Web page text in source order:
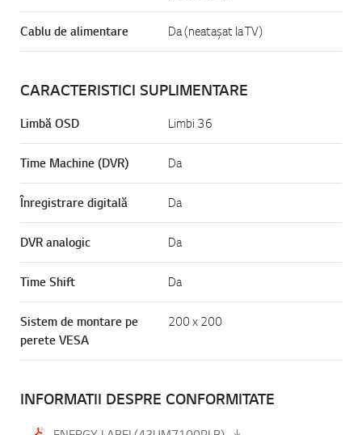
Cablu de alimentare Da (neatașat la TV)
CARACTERISTICI SUPLIMENTARE
Limbă OSD Limbi 36
Time Machine (DVR) Da
Înregistrare digitală Da
DVR analogic Da
Time Shift Da
Sistem de montare pe
perete VESA
200 x 200
INFORMATII DESPRE CONFORMITATE